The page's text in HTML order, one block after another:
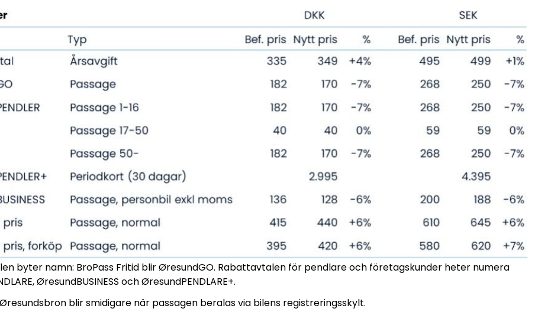
byter namn: BroPass Fritid blir ØresundGO. Rabattavtalen för pendlare och företagskunder heter numera
ØresundBUSINESS och ØresundPENDLARE+.
blir smidigare när passagen beralas via bilens registreringsskylt.